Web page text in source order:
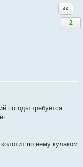
2
погоды требуется
по нему кулаком